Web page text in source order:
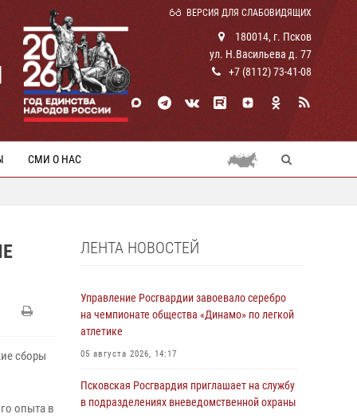
ВЕРСИЯ ДЛЯ СЛАБОВИДЯЩИХ
180014, г. Псков
ул. Н.Васильева д. 77
+7 (8112) 73-41-08
СМИ О НАС
сборы
опыта в
ЛЕНТА НОВОСТЕЙ
Управление Росгвардии завоевало серебро
на чемпионате общества «Динамо» по легкой
атлетике
05 августа 2026, 14:17
Псковская Росгвардия приглашает на службу
в подразделениях вневедомственной охраны